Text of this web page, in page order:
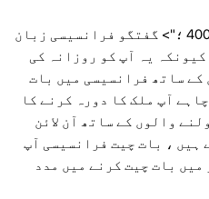
<اسپین اسٹائل = "فونٹ ویٹ: 400 ؛"> گفتگو فرانسیسی زبان
یہ آپ کو روزانہ کی
کے ساتھ فرانسیسی میں بات
آپ ملک کا دورہ کرنے کا
والوں کے ساتھ آن لائن
ہیں ، بات چیت فرانسیسی آپ
بات چیت کرنے میں مدد